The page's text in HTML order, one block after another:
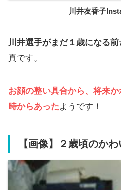
川井友香子
川井選手がまだ１歳になる前
真です。
お顔の整い具合から、将来
時からあったようです！
【画像】２歳頃のか